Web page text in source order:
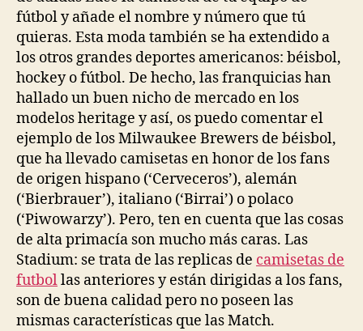
fútbol y añade el nombre y número que tú
quieras. Esta moda también se ha extendido a
los otros grandes deportes americanos: béisbol,
hockey o fútbol. De hecho, las franquicias han
hallado un buen nicho de mercado en los
modelos heritage y así, os puedo comentar el
ejemplo de los Milwaukee Brewers de béisbol,
que ha llevado camisetas en honor de los fans
de origen hispano (‘Cerveceros’), alemán
(‘Bierbrauer’), italiano (‘Birrai’) o polaco
(‘Piwowarzy’). Pero, ten en cuenta que las cosas
de alta primacía son mucho más caras. Las
Stadium: se trata de las replicas de camisetas de
futbollas anteriores y están dirigidas a los fans,
son de buena calidad pero no poseen las
mismas características que las Match.